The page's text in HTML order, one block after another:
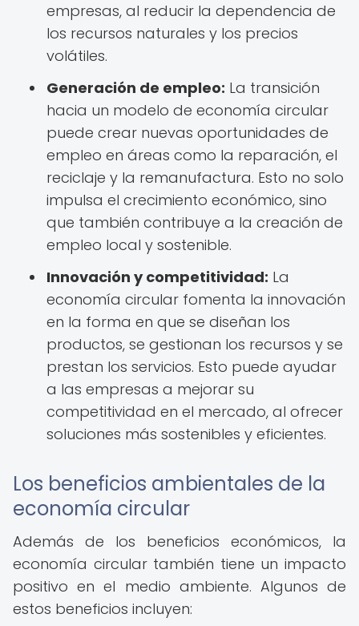
empresas, al reducir la dependencia de
los recursos naturales y los precios
volátiles.
Generación de empleo: La transición
hacia un modelo de economía circular
puede crear nuevas oportunidades de
empleo en áreas como la reparación, el
reciclaje y la remanufactura. Esto no solo
impulsa el crecimiento económico, sino
que también contribuye a la creación de
empleo local y sostenible.
Innovación y competitividad: La
economía circular fomenta la innovación
en la forma en que se diseñan los
productos, se gestionan los recursos y se
prestan los servicios. Esto puede ayudar
a las empresas a mejorar su
competitividad en el mercado, al ofrecer
soluciones más sostenibles y eficientes.
Los beneficios ambientales de la
economía circular
Además de los beneficios económicos, la
economía circular también tiene un impacto
positivo en el medio ambiente. Algunos de
estos beneficios incluyen: